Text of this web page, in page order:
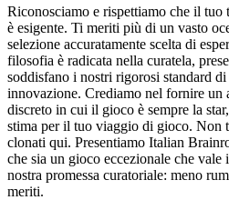
Riconosciamo e rispettiamo che il tuo
è esigente. Ti meriti più di un vasto
selezione accuratamente scelta di
filosofia è radicata nella curatela,
soddisfano i nostri rigorosi standard
innovazione. Crediamo nel fornire un
discreto in cui il gioco è sempre la
stima per il tuo viaggio di gioco. Non
clonati qui. Presentiamo Italian
che sia un gioco eccezionale che vale
nostra promessa curatoriale: meno
meriti.